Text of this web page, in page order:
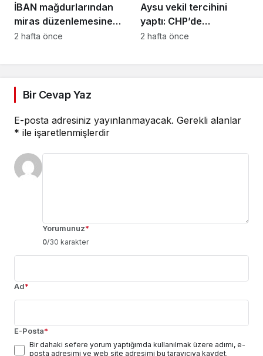
İBAN mağdurlarından
miras düzenlemesine
yeni yargı düzeni
2 hafta önce
Aysu vekil tercihini
yaptı: CHP’de
kalıyorum
2 hafta önce
Bir Cevap Yaz
E-posta adresiniz yayınlanmayacak. Gerekli alanlar
* ile işaretlenmişlerdir
Yorumunuz*
0/30 karakter
Ad*
E-Posta*
Bir dahaki sefere yorum yaptığımda kullanılmak üzere adımı, e-
posta adresimi ve web site adresimi bu tarayıcıya kaydet.